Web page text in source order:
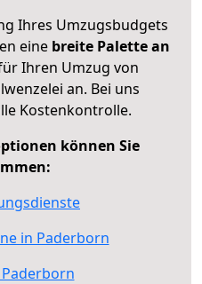
Ihres Umzugsbudgets
eine breite Palette an
Ihren Umzug von
an. Bei uns
Kostenkontrolle.
können Sie
in Paderborn